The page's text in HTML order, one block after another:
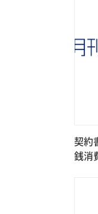
契約
銭消